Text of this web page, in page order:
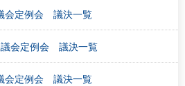
会定例会 議決一覧
議会定例会 議決一覧
会定例会 議決一覧